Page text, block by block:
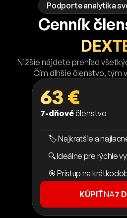
Podporte analytika
Cenník
Nižšie nájdete prehľad
Čím dlhšie členstvo, tým
63 €
7-dňovéčlenstvo
🏷️ Najkratšie a
🔍 Ideálne pre rýchle
🎯 Prístup na
KÚPIŤNA7